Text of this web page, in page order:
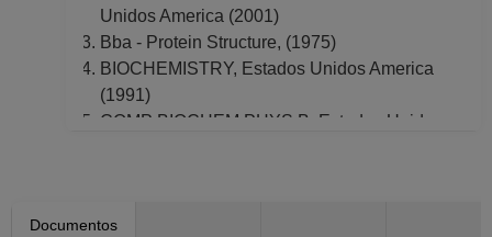
Unidos America (2001)
Bba - Protein Structure, (1975)
BIOCHEMISTRY, Estados Unidos America
(1991)
COMP BIOCHEM PHYS B, Estados Unidos
Ge-Conservacion, España (2009)
Documentos